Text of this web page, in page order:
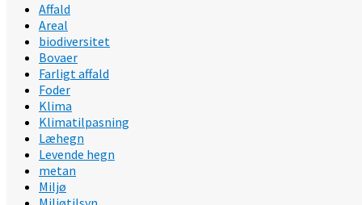
Affald
Areal
biodiversitet
Bovaer
Farligt affald
Foder
Klima
Klimatilpasning
Læhegn
Levende hegn
metan
Miljø